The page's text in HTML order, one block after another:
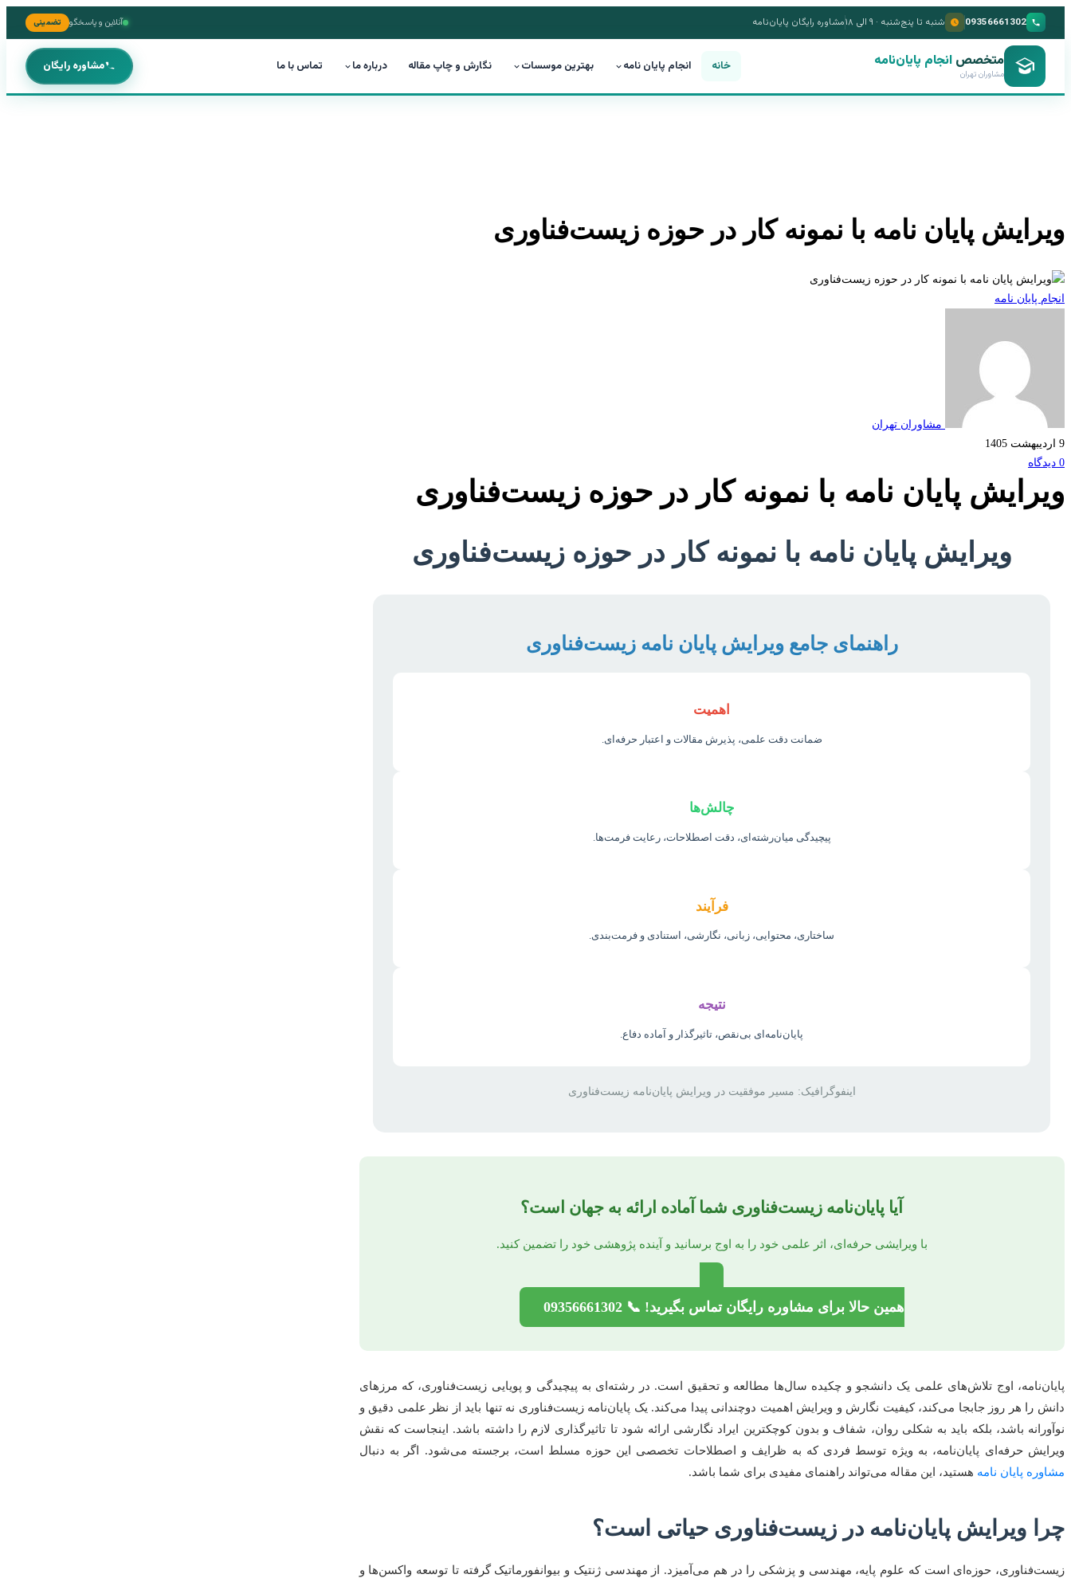
09356661302 شنبه تا پنج‌شنبه · ۹ الی ۱۸ مشاوره رایگان پایان‌نامه آنلاین و پاسخگو تضمینی
متخصص انجام پایان‌نامه
مشاوران تهران خانه انجام پایان نامه بهترین موسسات نگارش و چاپ مقاله درباره ما تماس با ما مشاوره رایگان
ویرایش پایان نامه با نمونه کار در حوزه زیست‌فناوری
انجام پایان نامه
مشاوران تهران
9 اردیبهشت 1405
0 دیدگاه
ویرایش پایان نامه با نمونه کار در حوزه زیست‌فناوری
ویرایش پایان نامه با نمونه کار در حوزه زیست‌فناوری
راهنمای جامع ویرایش پایان نامه زیست‌فناوری
اهمیت
ضمانت دقت علمی، پذیرش مقالات و اعتبار حرفه‌ای.
چالش‌ها
پیچیدگی میان‌رشته‌ای، دقت اصطلاحات، رعایت فرمت‌ها.
فرآیند
ساختاری، محتوایی، زبانی، نگارشی، استنادی و فرمت‌بندی.
نتیجه
پایان‌نامه‌ای بی‌نقص، تاثیرگذار و آماده دفاع.
اینفوگرافیک: مسیر موفقیت در ویرایش پایان‌نامه زیست‌فناوری
آیا پایان‌نامه زیست‌فناوری شما آماده ارائه به جهان است؟
با ویرایشی حرفه‌ای، اثر علمی خود را به اوج برسانید و آینده پژوهشی خود را تضمین کنید.
همین حالا برای مشاوره رایگان تماس بگیرید! 📞 09356661302
پایان‌نامه، اوج تلاش‌های علمی یک دانشجو و چکیده سال‌ها مطالعه و تحقیق است. در رشته‌ای به پیچیدگی و پویایی زیست‌فناوری، که مرزهای
دانش را هر روز جابجا می‌کند، کیفیت نگارش و ویرایش اهمیت دوچندانی پیدا می‌کند. یک پایان‌نامه زیست‌فناوری نه تنها باید از نظر علمی دقیق و
نوآورانه باشد، بلکه باید به شکلی روان، شفاف و بدون کوچکترین ایراد نگارشی ارائه شود تا تاثیرگذاری لازم را داشته باشد. اینجاست که نقش
ویرایش حرفه‌ای پایان‌نامه، به ویژه توسط فردی که به ظرایف و اصطلاحات تخصصی این حوزه مسلط است، برجسته می‌شود. اگر به دنبال
مشاوره پایان نامه هستید، این مقاله می‌تواند راهنمای مفیدی برای شما باشد.
چرا ویرایش پایان‌نامه در زیست‌فناوری حیاتی است؟
زیست‌فناوری، حوزه‌ای است که علوم پایه، مهندسی و پزشکی را در هم می‌آمیزد. از مهندسی ژنتیک و بیوانفورماتیک گرفته تا توسعه واکسن‌ها و